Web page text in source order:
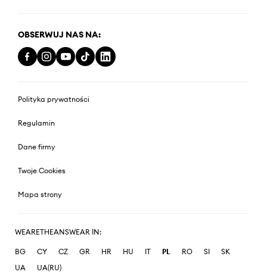
OBSERWUJ NAS NA:
Polityka prywatności
Regulamin
Dane firmy
Twoje Cookies
Mapa strony
WEARETHEANSWEAR IN:
BG CY CZ GR HR HU IT PL RO SI
SK
UA
UA(RU)